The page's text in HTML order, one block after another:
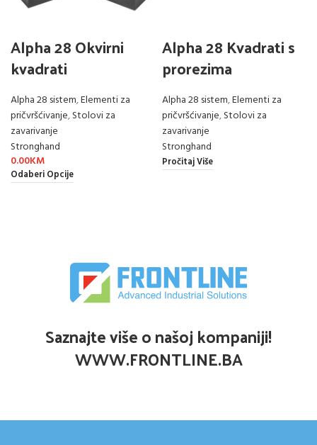
Alpha 28 Okvirni
kvadrati
Alpha 28 sistem,Elementi za
pričvršćivanje,Stolovi za
zavarivanje
Stronghand
0.00KM
Odaberi Opcije
Alpha 28 Kvadrati s
prorezima
Alpha 28 sistem,Elementi za
pričvršćivanje,Stolovi za
zavarivanje
Stronghand
Pročitaj Više
Saznajte više o našoj kompaniji!
WWW.FRONTLINE.BA